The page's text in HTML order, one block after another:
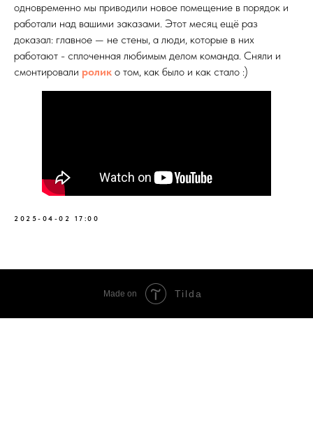
одновременно мы приводили новое помещение в порядок и
работали над вашими заказами. Этот месяц ещё раз
доказал: главное — не стены, а люди, которые в них
работают - сплоченная любимым делом команда. Сняли и
смонтировали ролик о том, как было и как стало :)
2025-04-02 17:00
Made on Tilda